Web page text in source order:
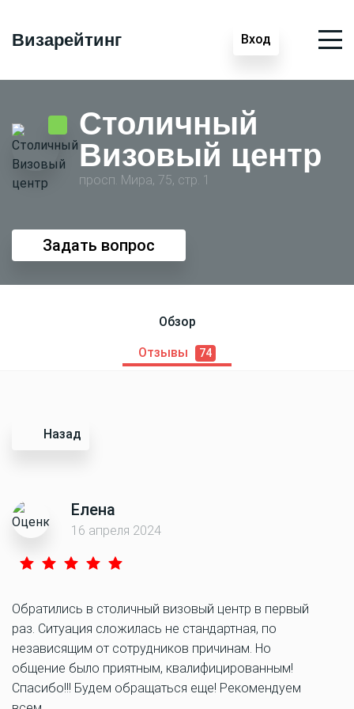
Визарейтинг Вход
Столичный
Визовый центр
просп. Мира, 75, стр. 1
Задать вопрос
Обзор
Отзывы 74
Назад
Елена
16 апреля 2024
Обратились в столичный визовый центр в первый
раз. Ситуация сложилась не стандартная, по
независящим от сотрудников причинам. Но
общение было приятным, квалифицированным!
Спасибо!!! Будем обращаться еще! Рекомендуем